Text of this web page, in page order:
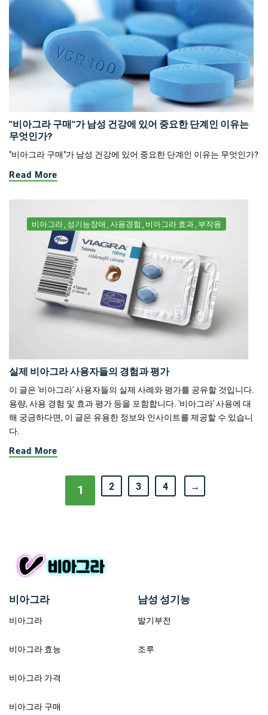
"비아그라 구매"가 남성 건강에 있어 중요한 단계인 이유는
무엇인가?
"비아그라 구매"가 남성 건강에 있어 중요한 단계인 이유는 무엇인가?
Read More
비아그라 성기능장애 사용경험 비아그라 효과 부작용
실제 비아그라 사용자들의 경험과 평가
이 글은 '비아그라' 사용자들의 실제 사례와 평가를 공유할 것입니다.
용량, 사용 경험 및 효과 평가 등을 포함합니다. '비아그라' 사용에 대
해 궁금하다면, 이 글은 유용한 정보와 인사이트를 제공할 수 있습니
다.
Read More
1 2 3 4 →
비아그라
비아그라
비아그라 효능
비아그라 가격
비아그라 구매
남성 성기능
발기부전
조루